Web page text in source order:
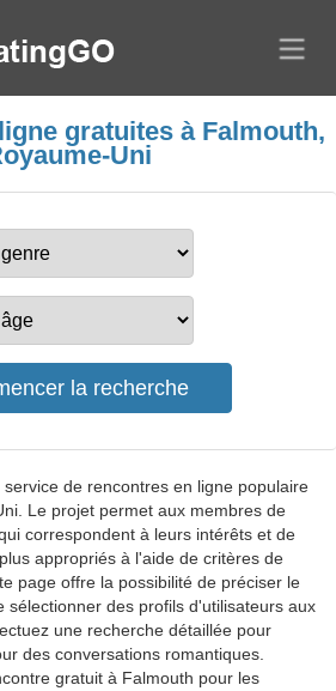
gratuites à Falmouth,
Uni
de rencontres en ligne populaire
Le projet permet aux membres de
correspondent à leurs intérêts et de
appropriés à l'aide de critères de
page offre la possibilité de préciser le
sélectionner des profils d'utilisateurs aux
une recherche détaillée pour
des conversations romantiques.
gratuit à Falmouth pour les